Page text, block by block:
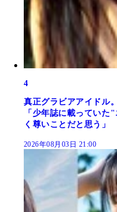
4
真正グラビアアイドル
「少年誌に載ってい
く尊いことだと思う」
2026年08月03日 21:00